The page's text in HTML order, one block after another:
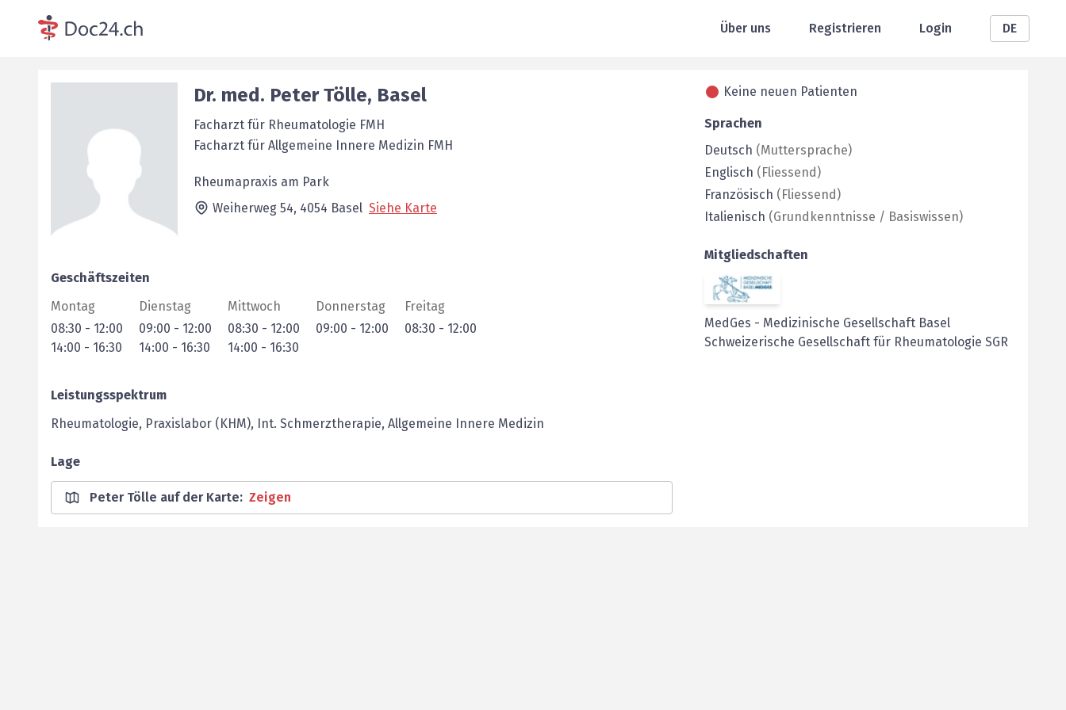
Über uns Registrieren Login DE
Dr. med. Peter Tölle, Basel
Facharzt für Rheumatologie FMH
Facharzt für Allgemeine Innere Medizin FMH
Rheumapraxis am Park
Weiherweg 54, 4054 Basel Siehe Karte
Geschäftszeiten
Montag
08:30 - 12:00
14:00 - 16:30
Dienstag
09:00 - 12:00
14:00 - 16:30
Mittwoch
08:30 - 12:00
14:00 - 16:30
Donnerstag
09:00 - 12:00
Freitag
08:30 - 12:00
Leistungsspektrum
Rheumatologie, Praxislabor (KHM), Int. Schmerztherapie, Allgemeine Innere Medizin
Lage
Peter Tölle auf der Karte: Zeigen
Keine neuen Patienten
Sprachen
Deutsch (Muttersprache)
Englisch (Fliessend)
Französisch (Fliessend)
Italienisch (Grundkenntnisse / Basiswissen)
Mitgliedschaften
MedGes - Medizinische Gesellschaft Basel
Schweizerische Gesellschaft für Rheumatologie SGR